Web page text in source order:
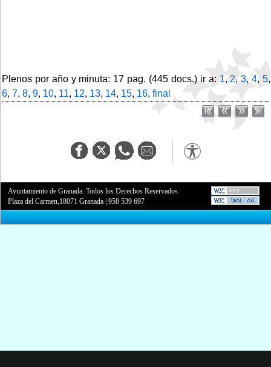
Plenos por año y minuta: 17 pag. (445 docs.) ir a: 1,2,3,4,5,
6, 7, 8, 9, 10, 11, 12, 13, 14, 15, 16, final
Ayuntamiento de Granada. Todos los Derechos Reservados.
Plaza del Carmen,18071 Granada |958 539 697